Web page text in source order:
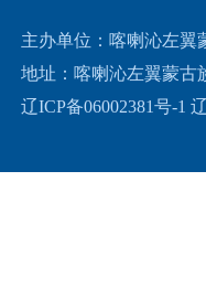
主办单位：喀喇沁左翼
地址：喀喇沁左翼蒙古
辽ICP备06002381号-1